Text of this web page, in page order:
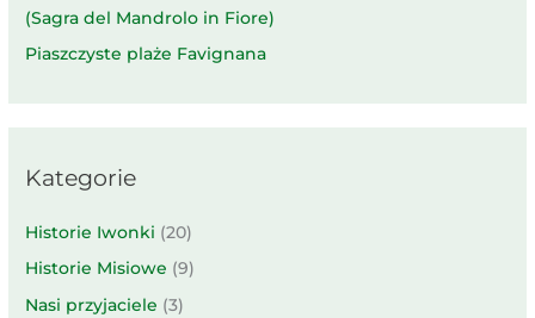
(Sagra del Mandrolo in Fiore)
Piaszczyste plaże Favignana
Kategorie
Historie Iwonki (20)
Historie Misiowe (9)
Nasi przyjaciele (3)